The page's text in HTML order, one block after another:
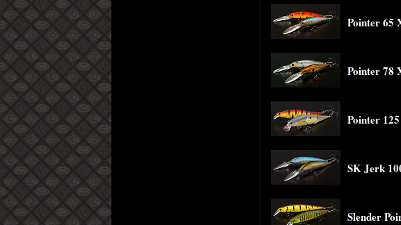
Pointer 65
Pointer 78
Pointer
SK Jerk
Slender